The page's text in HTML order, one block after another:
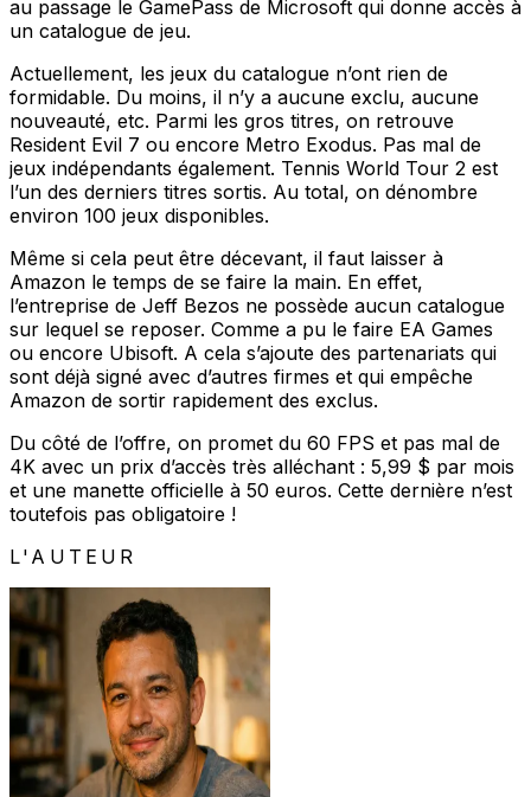
au passage le GamePass de Microsoft qui donne accès à
un catalogue de jeu.
Actuellement, les jeux du catalogue n’ont rien de
formidable. Du moins, il n’y a aucune exclu, aucune
nouveauté, etc. Parmi les gros titres, on retrouve
Resident Evil 7 ou encore Metro Exodus. Pas mal de
jeux indépendants également. Tennis World Tour 2 est
l’un des derniers titres sortis. Au total, on dénombre
environ 100 jeux disponibles.
Même si cela peut être décevant, il faut laisser à
Amazon le temps de se faire la main. En effet,
l’entreprise de Jeff Bezos ne possède aucun catalogue
sur lequel se reposer. Comme a pu le faire EA Games
ou encore Ubisoft. A cela s’ajoute des partenariats qui
sont déjà signé avec d’autres firmes et qui empêche
Amazon de sortir rapidement des exclus.
Du côté de l’offre, on promet du 60 FPS et pas mal de
4K avec un prix d’accès très alléchant : 5,99 $ par mois
et une manette officielle à 50 euros. Cette dernière n’est
toutefois pas obligatoire !
L'AUTEUR